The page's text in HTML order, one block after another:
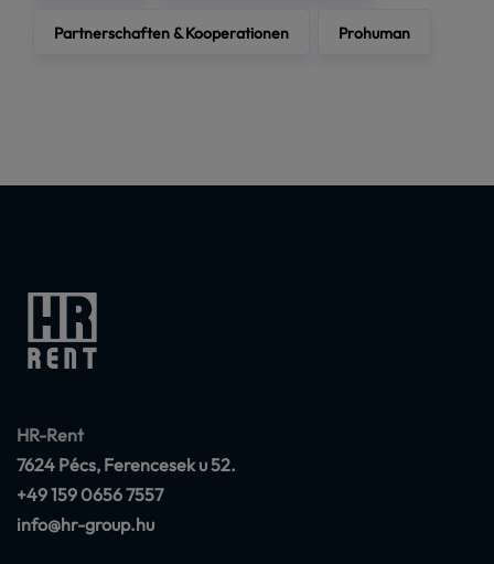
Partnerschaften & Kooperationen Prohuman
HR-Rent
7624 Pécs, Ferencesek u 52.
+49 159 0656 7557
info@hr-group.hu